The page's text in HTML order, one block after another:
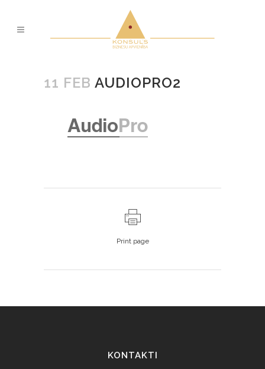
11 FEB AUDIOPRO2
Print page
KONTAKTI